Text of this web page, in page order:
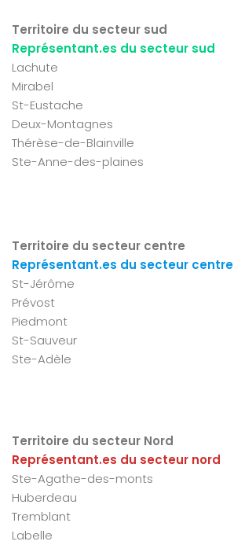
Territoire du secteur sud
Représentant.es du secteur sud
Lachute
Mirabel
St-Eustache
Deux-Montagnes
Thérèse-de-Blainville
Ste-Anne-des-plaines
Territoire du secteur centre
Représentant.es du secteur centre
St-Jérôme
Prévost
Piedmont
St-Sauveur
Ste-Adèle
Territoire du secteur Nord
Représentant.es du secteur nord
Ste-Agathe-des-monts
Huberdeau
Tremblant
Labelle